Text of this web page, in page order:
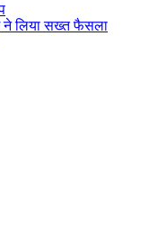
ने लिया सख्त फैसला